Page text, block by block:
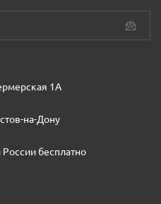
1А
на-Дону
бесплатно